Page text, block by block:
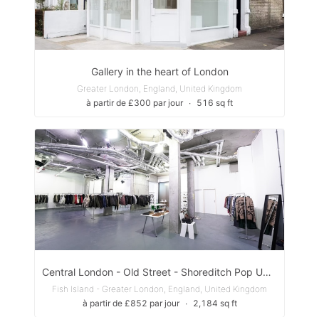
Gallery in the heart of London
Greater London, England, United Kingdom
à partir de £300 par jour ∙ 516 sq ft
Central London - Old Street - Shoreditch Pop Up,Storefront, Art Gallery or Event Space
Fish Island - Greater London, England, United Kingdom
à partir de £852 par jour
∙ 2,184 sq ft